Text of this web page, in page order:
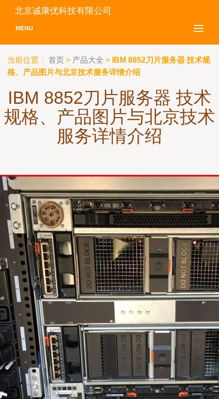
北京诚康优科技有限公司
MENU
当前位置： 首页 > 产品大全 >
IBM 8852刀片服务器 技术规
格、产品图片与北京技术服务详情介绍
IBM 8852刀片服务器 技术
规格、产品图片与北京技术
服务详情介绍